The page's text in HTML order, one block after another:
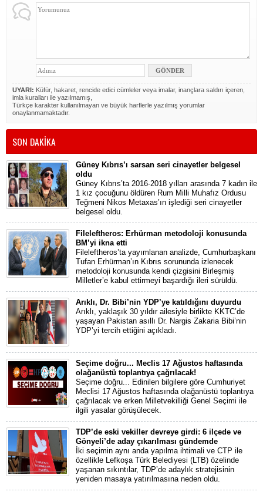
UYARI: Küfür, hakaret, rencide edici cümleler veya imalar, inançlara saldırı içeren,
imla kuralları ile yazılmamış,
Türkçe karakter kullanılmayan ve büyük harflerle yazılmış yorumlar
onaylanmamaktadır.
SON DAKİKA
Güney Kıbrıs’ı sarsan seri cinayetler belgesel
oldu
Güney Kıbrıs’ta 2016-2018 yılları arasında 7 kadın ile
1 kız çocuğunu öldüren Rum Milli Muhafız Ordusu
Teğmeni Nikos Metaxas’ın işlediği seri cinayetler
belgesel oldu.
Fileleftheros: Erhürman metodoloji konusunda
BM’yi ikna etti
Fileleftheros’ta yayımlanan analizde, Cumhurbaşkanı
Tufan Erhürman’ın Kıbrıs sorununda izlenecek
metodoloji konusunda kendi çizgisini Birleşmiş
Milletler’e kabul ettirmeyi başardığı ileri sürüldü.
Arıklı, Dr. Bibi’nin YDP’ye katıldığını duyurdu
Arıklı, yaklaşık 30 yıldır ailesiyle birlikte KKTC’de
yaşayan Pakistan asıllı Dr. Nargis Zakaria Bibi’nin
YDP’yi tercih ettiğini açıkladı.
Seçime doğru... Meclis 17 Ağustos haftasında
olağanüstü toplantıya çağrılacak!
Seçime doğru... Edinilen bilgilere göre Cumhuriyet
Meclisi 17 Ağustos haftasında olağanüstü toplantıya
çağrılacak ve erken Milletvekilliği Genel Seçimi ile
ilgili yasalar görüşülecek.
TDP’de eski vekiller devreye girdi: 6 ilçede ve
Gönyeli’de aday çıkarılması gündemde
İki seçimin aynı anda yapılma ihtimali ve CTP ile
özellikle Lefkoşa Türk Belediyesi (LTB) özelinde
yaşanan sıkıntılar, TDP’de adaylık stratejisinin
yeniden masaya yatırılmasına neden oldu.